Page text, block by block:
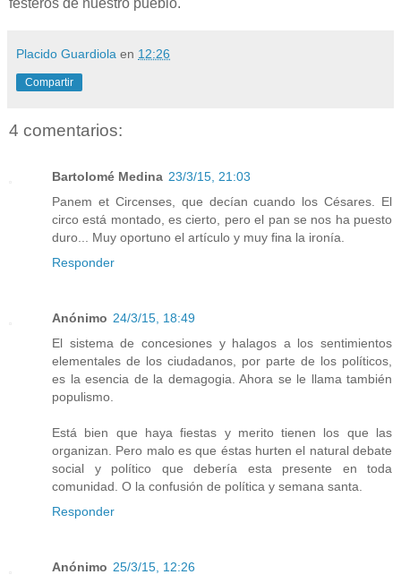
Placido Guardiola en 12:26
Compartir
4 comentarios:
Bartolomé Medina 23/3/15, 21:03
Panem et Circenses, que decían cuando los Césares. El
circo está montado, es cierto, pero el pan se nos ha puesto
duro... Muy oportuno el artículo y muy fina la ironía.
Responder
Anónimo 24/3/15, 18:49
El sistema de concesiones y halagos a los sentimientos
elementales de los ciudadanos, por parte de los políticos,
es la esencia de la demagogia. Ahora se le llama también
populismo.
Está bien que haya fiestas y merito tienen los que las
organizan. Pero malo es que éstas hurten el natural debate
social y político que debería esta presente en toda
comunidad. O la confusión de política y semana santa.
Responder
Anónimo 25/3/15, 12:26